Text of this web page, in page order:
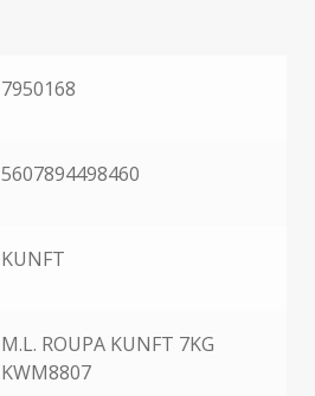
7950168
5607894498460
KUNFT
M.L. ROUPA KUNFT 7KG
KWM8807